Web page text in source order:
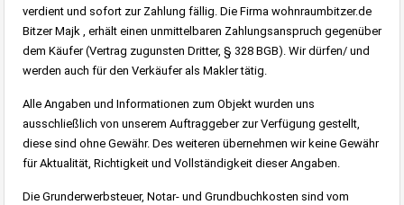
verdient und sofort zur Zahlung fällig. Die Firma wohnraumbitzer.de
Bitzer Majk , erhält einen unmittelbaren Zahlungsanspruch gegenüber
dem Käufer (Vertrag zugunsten Dritter, § 328 BGB). Wir dürfen/ und
werden auch für den Verkäufer als Makler tätig.
Alle Angaben und Informationen zum Objekt wurden uns
ausschließlich von unserem Auftraggeber zur Verfügung gestellt,
diese sind ohne Gewähr. Des weiteren übernehmen wir keine Gewähr
für Aktualität, Richtigkeit und Vollständigkeit dieser Angaben.
Die Grunderwerbsteuer, Notar- und Grundbuchkosten sind vom